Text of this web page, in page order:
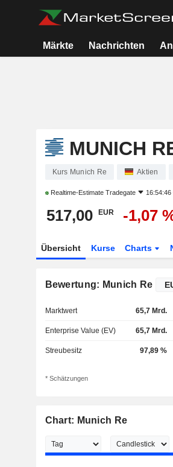
Märkte Nachrichten
MUNICH
Kurs Munich Re Aktien
Realtime-Estimate Tradegate 16:54:46
517,00 EUR -1,07
Übersicht Kurse Charts
Bewertung: Munich Re
Marktwert 65,7 Mrd.
Enterprise Value (EV) 65,7 Mrd.
Streubesitz 97,89 %
* Schätzungen
Chart: Munich Re